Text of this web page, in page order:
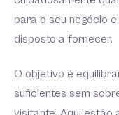
para o seu negócio
disposto a fornecer.
O objetivo é
suficientes sem